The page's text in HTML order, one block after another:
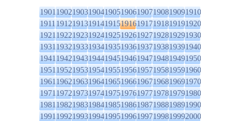
1901190219031904190519061907190819091910
1911191219131914191519161917191819191920
1921192219231924192519261927192819291930
1931193219331934193519361937193819391940
1941194219431944194519461947194819491950
1951195219531954195519561957195819591960
1961196219631964196519661967196819691970
1971197219731974197519761977197819791980
1981198219831984198519861987198819891990
1991199219931994199519961997199819992000